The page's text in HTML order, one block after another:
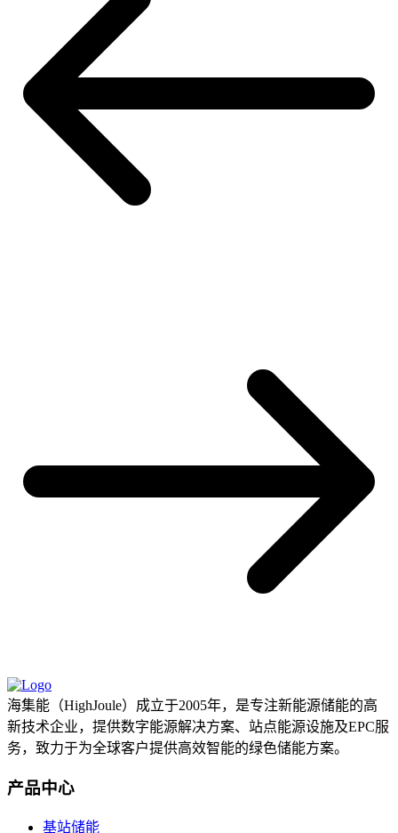
海集能（HighJoule）成立于2005年，是专注新能源储能的高
新技术企业，提供数字能源解决方案、站点能源设施及EPC服
务，致力于为全球客户提供高效智能的绿色储能方案。
产品中心
基站储能